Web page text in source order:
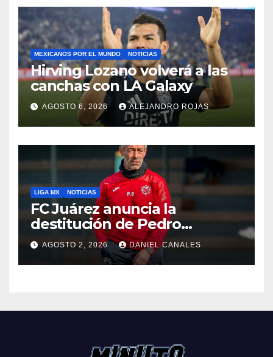
MEXICANOS POR EL MUNDO NOTICIAS
Hirving Lozano volverá a las
canchas con LA Galaxy
AGOSTO 6, 2026 ALEJANDRO ROJAS
LIGA MX NOTICIAS
FC Juárez anuncia la
destitución de Pedro
Caixinha
AGOSTO 2, 2026 DANIEL CANALES